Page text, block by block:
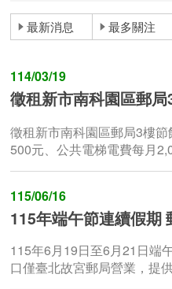
最新消息 最多關注
114/03/19
徵租新市南科園區郵
徵租新市南科園區郵局3樓
500元、公共電梯電費每月
115/06/16
115年端午節連續假期
115年6月19日至6月21日端
口僅臺北故宮郵局營業，提